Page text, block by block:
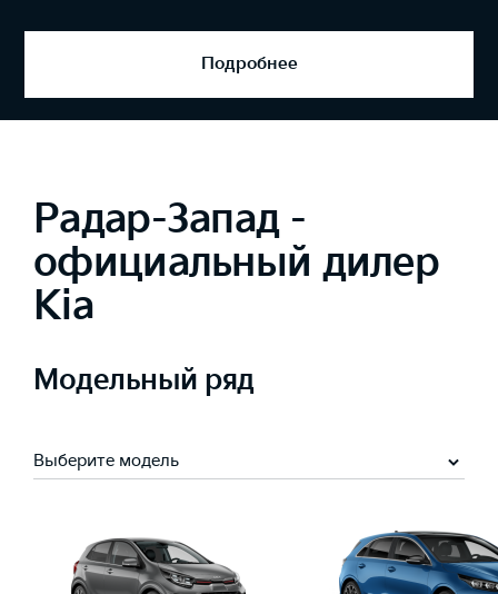
Подробнее
Радар-Запад -
официальный дилер
Kia
Модельный ряд
Выберите модель